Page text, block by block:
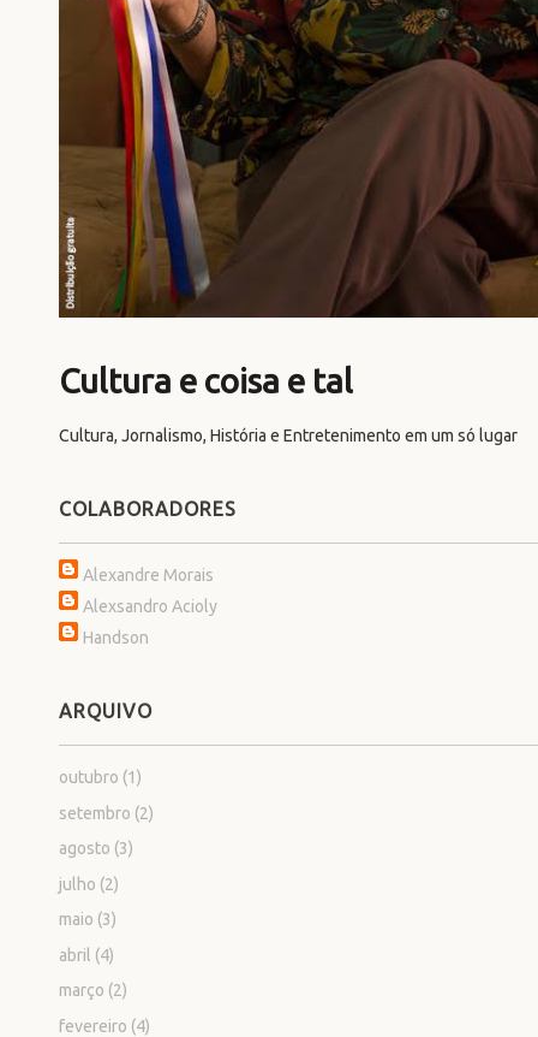
Cultura e coisa e tal
Cultura, Jornalismo, História e Entretenimento em um só lugar
COLABORADORES
Alexandre Morais
Alexsandro Acioly
Handson
ARQUIVO
outubro (1)
setembro (2)
agosto (3)
julho (2)
maio (3)
abril (4)
março (2)
fevereiro (4)